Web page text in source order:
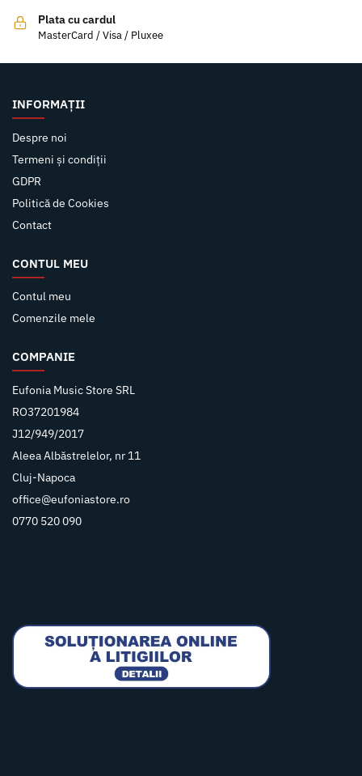
Plata cu cardul
MasterCard / Visa / Pluxee
INFORMAȚII
Despre noi
Termeni și condiții
GDPR
Politică de Cookies
Contact
CONTUL MEU
Contul meu
Comenzile mele
COMPANIE
Eufonia Music Store SRL
RO37201984
J12/949/2017
Aleea Albăstrelelor, nr 11
Cluj-Napoca
office@eufoniastore.ro
0770 520 090